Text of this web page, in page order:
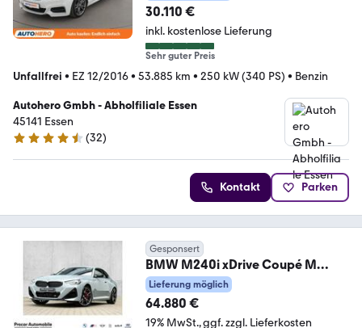
30.110 €
inkl. kostenlose Lieferung
Sehr guter Preis
Unfallfrei • EZ 12/2016• 53.885 km • 250 kW (340 PS) • Benzin
Autohero Gmbh - Abholfiliale Essen
45141 Essen
4.7 Sterne
(32)
Kontakt Parken
Gesponsert
BMW M240i xDrive Coupé M
Sport Pro DA PA+ ACC AHK 19
Lieferung möglich
64.880 €
19% MwSt. ggf. zzgl. Lieferkosten